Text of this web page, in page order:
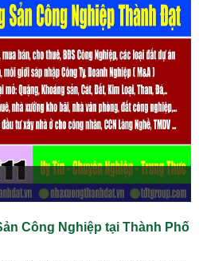
Công Nghiệp tại Thành Phố